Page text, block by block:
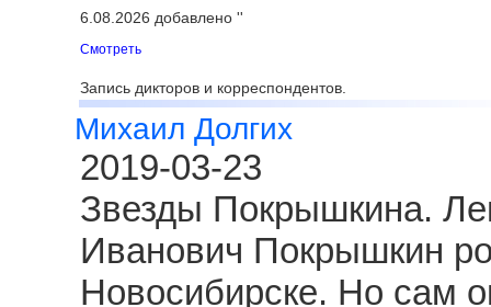
6.08.2026 добавлено ''
Смотреть
Запись дикторов и корреспондентов.
Михаил Долгих
2019-03-23
Звезды Покрышкина.
Иванович Покрышкин
Новосибирске. Но сам